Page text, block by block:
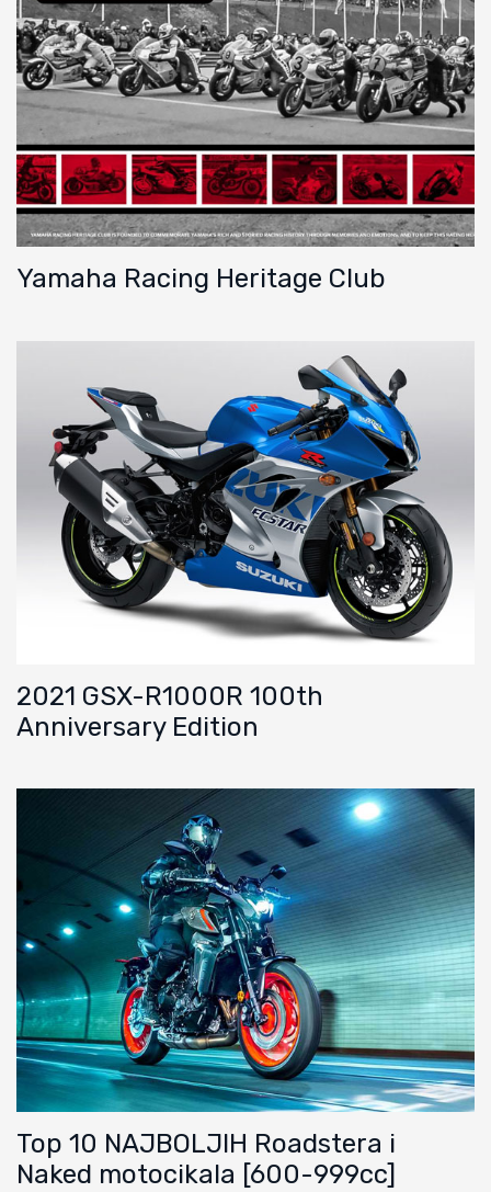
Yamaha Racing Heritage Club
2021 GSX-R1000R 100th
Anniversary Edition
Top 10 NAJBOLJIH Roadstera i
Naked motocikala [600-999cc]